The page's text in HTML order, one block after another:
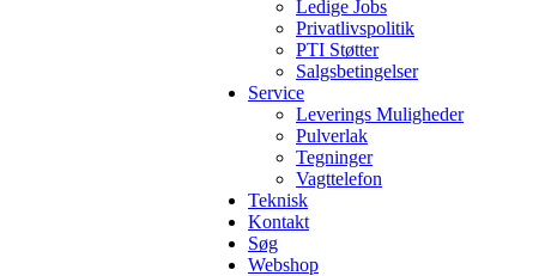
Ledige Jobs
Privatlivspolitik
PTI Støtter
Salgsbetingelser
Service
Leverings Muligheder
Pulverlak
Tegninger
Vagttelefon
Teknisk
Kontakt
Søg
Webshop